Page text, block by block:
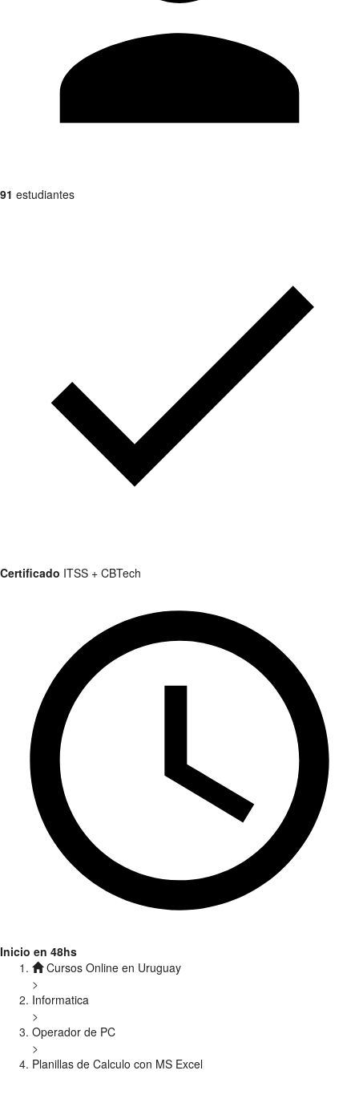
91 estudiantes
Certificado ITSS + CBTech
Inicio en 48hs
Cursos Online en Uruguay
>
Informatica
>
Operador de PC
>
Planillas de Calculo con MS Excel